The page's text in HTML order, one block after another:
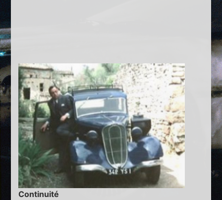
Continuité